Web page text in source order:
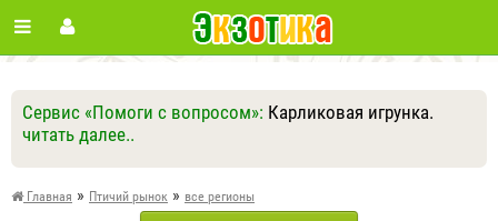
Сервис «Помоги с вопросом»: Карликовая игрунка.
читать далее..
Ответить Другие вопросы
Задать вопрос
Главная » Птичий рынок » все регионы